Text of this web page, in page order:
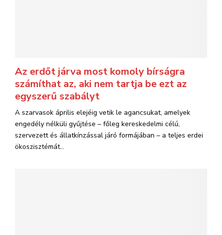
Az erdőt járva most komoly bírságra
számíthat az, aki nem tartja be ezt az
egyszerű szabályt
A szarvasok április elejéig vetik le agancsukat, amelyek
engedély nélküli gyűjtése – főleg kereskedelmi célú,
szervezett és állatkínzással járó formájában – a teljes erdei
ökoszisztémát...